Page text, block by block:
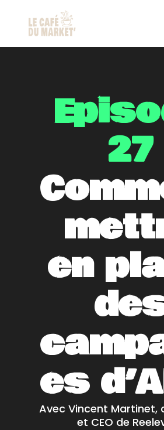
27
en
es
Avec Vincent
et CEO de